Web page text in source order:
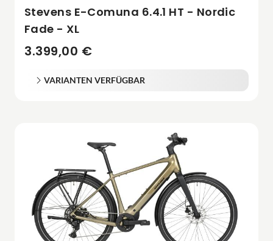
Stevens E-Comuna 6.4.1 HT - Nordic
Fade - XL
3.399,00 €
VARIANTEN VERFÜGBAR